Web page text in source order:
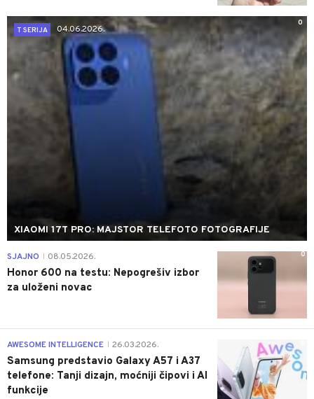
0
T SERIJA
04.06.2026.
XIAOMI 17T PRO: MAJSTOR TELEFOTO FOTOGRAFIJE
0
SJAJNO 08.05.2026.
Honor 600 na testu: Nepogrešiv izbor
za uloženi novac
AWESOME INTELLIGENCE 26.03.2026.
Samsung predstavio Galaxy A57 i A37
telefone: Tanji dizajn, moćniji čipovi i AI
funkcije